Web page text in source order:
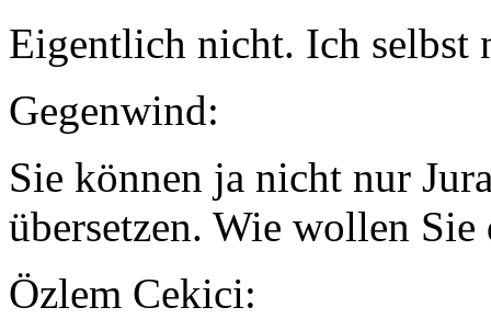
Eigentlich nicht. Ich selbst
Gegenwind:
Sie können ja nicht nur
übersetzen. Wie wollen
Özlem Cekici: